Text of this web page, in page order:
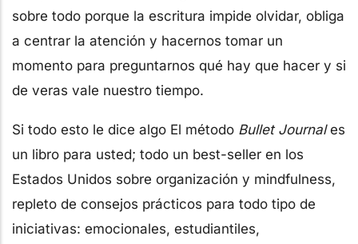
sobre todo porque la escritura impide olvidar, obliga
a centrar la atención y hacernos tomar un
momento para preguntarnos qué hay que hacer y si
de veras vale nuestro tiempo.
Si todo esto le dice algo El método Bullet Journales
un libro para usted; todo un best-seller en los
Estados Unidos sobre organización y mindfulness,
repleto de consejos prácticos para todo tipo de
iniciativas: emocionales, estudiantiles,